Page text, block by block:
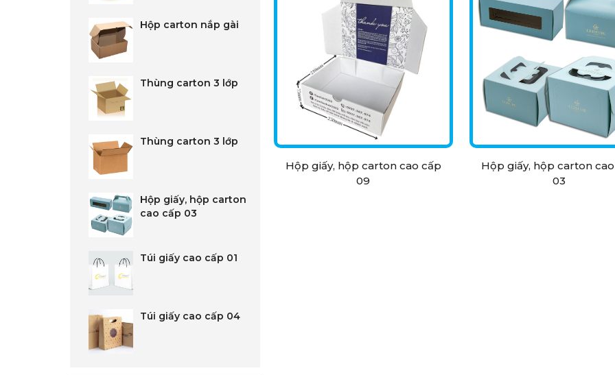
Hộp carton nắp gài
Thùng carton 3 lớp
Thùng carton 3 lớp
Hộp giấy, hộp carton
cao cấp 03
Túi giấy cao cấp 01
Túi giấy cao cấp 04
Hộp giấy, hộp carton cao cấp
09
Hộp giấy, hộp carton
03